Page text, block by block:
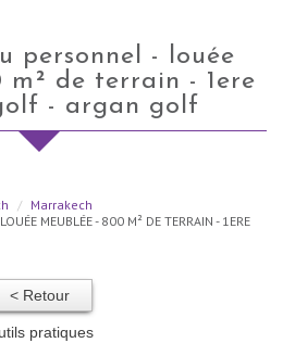
m² de terrain - 1ere
- argan golf
Marrakech
MEUBLÉE - 800 M² DE TERRAIN - 1ERE
< Retour
pratiques